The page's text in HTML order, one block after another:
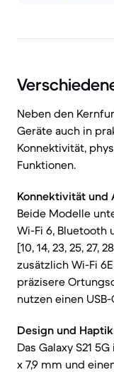
Neben den
Geräte auch in
Konnektivität,
Funktionen.
Konnektivität und
Beide Modelle
Wi-Fi 6, Bluetooth
[10, 14, 23, 25, 27,
zusätzlich Wi-Fi
präzisere
nutzen einen USB-
Design und
Das Galaxy S21
x 7,9 mm und